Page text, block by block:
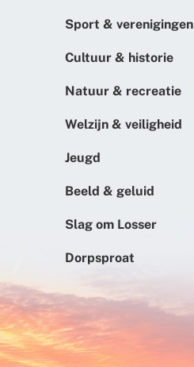
Sport & verenigingen
Cultuur & historie
Natuur & recreatie
Welzijn & veiligheid
Jeugd
Beeld & geluid
Slag om Losser
Dorpsproat